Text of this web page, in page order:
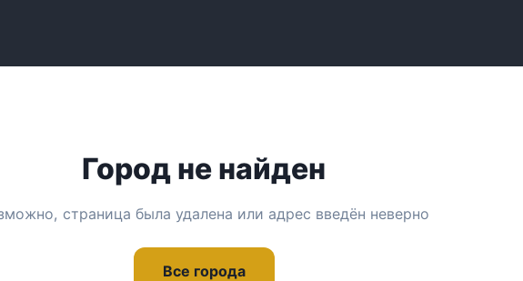
Город не найден
страница была удалена или адрес введён неверно
Все города